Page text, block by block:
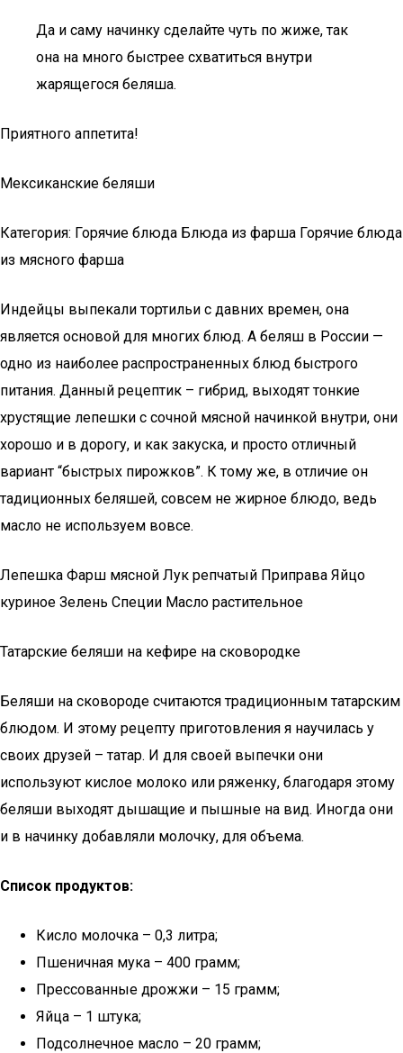
Да и саму начинку сделайте чуть по жиже, так
она на много быстрее схватиться внутри
жарящегося беляша.
Приятного аппетита!
Мексиканские беляши
Категория: Горячие блюда Блюда из фарша Горячие блюда
из мясного фарша
Индейцы выпекали тортильи с давних времен, она
является основой для многих блюд. А беляш в России —
одно из наиболее распространeнных блюд быстрого
питания. Данный рецептик – гибрид, выходят тонкие
хрустящие лепешки с сочной мясной начинкой внутри, они
хорошо и в дорогу, и как закуска, и просто отличный
вариант “быстрых пирожков”. К тому же, в отличие он
тадиционных беляшей, совсем не жирное блюдо, ведь
масло не используем вовсе.
Лепешка Фарш мясной Лук репчатый Приправа Яйцо
куриное Зелень Специи Масло растительное
Татарские беляши на кефире на сковородке
Беляши на сковороде считаются традиционным татарским
блюдом. И этому рецепту приготовления я научилась у
своих друзей – татар. И для своей выпечки они
используют кислое молоко или ряженку, благодаря этому
беляши выходят дышащие и пышные на вид. Иногда они
и в начинку добавляли молочку, для объема.
Список продуктов:
Кисло молочка – 0,3 литра;
Пшеничная мука – 400 грамм;
Прессованные дрожжи – 15 грамм;
Яйца – 1 штука;
Подсолнечное масло – 20 грамм;